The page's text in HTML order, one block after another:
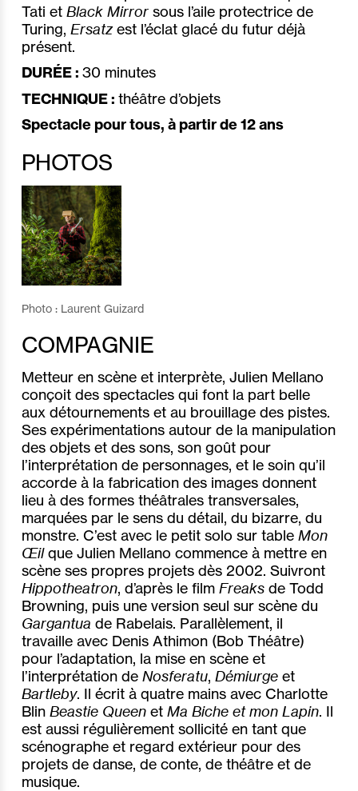
Tati et Black Mirror sous l’aile protectrice de
Turing, Ersatzest l’éclat glacé du futur déjà
présent.
DURÉE : 30 minutes
TECHNIQUE : théâtre d’objets
Spectacle pour tous, à partir de 12 ans
PHOTOS
Photo : Laurent Guizard
COMPAGNIE
Metteur en scène et interprète, Julien Mellano
conçoit des spectacles qui font la part belle
aux détournements et au brouillage des pistes.
Ses expérimentations autour de la manipulation
des objets et des sons, son goût pour
l’interprétation de personnages, et le soin qu’il
accorde à la fabrication des images donnent
lieu à des formes théâtrales transversales,
marquées par le sens du détail, du bizarre, du
monstre. C’est avec le petit solo sur table Mon
Œilque Julien Mellano commence à mettre en
scène ses propres projets dès 2002. Suivront
Hippotheatron, d’après le film Freaks de Todd
Browning, puis une version seul sur scène du
Gargantua de Rabelais. Parallèlement, il
travaille avec Denis Athimon (Bob Théâtre)
pour l’adaptation, la mise en scène et
l’interprétation de Nosferatu, Démiurge et
Bartleby. Il écrit à quatre mains avec Charlotte
Blin Beastie Queen et Ma Biche et mon Lapin. Il
est aussi régulièrement sollicité en tant que
scénographe et regard extérieur pour des
projets de danse, de conte, de théâtre et de
musique.